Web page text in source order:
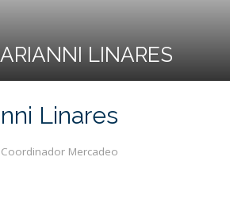
LINARES
Linares
Coordinador Mercadeo